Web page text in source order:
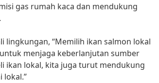
gas rumah kaca dan mendukung
lingkungan, “Memilih ikan salmon lokal
menjaga keberlanjutan sumber
ikan lokal, kita juga turut mendukung
lokal.”